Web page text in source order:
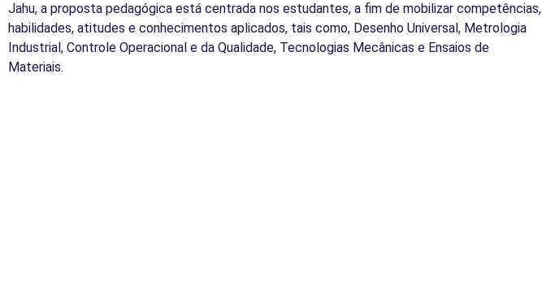
Jahu, a proposta pedagógica está centrada nos estudantes, a fim de mobilizar competências,
habilidades, atitudes e conhecimentos aplicados, tais como, Desenho Universal, Metrologia
Industrial, Controle Operacional e da Qualidade, Tecnologias Mecânicas e Ensaios de
Materiais.